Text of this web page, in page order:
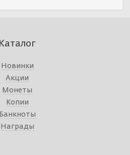
Каталог
Новинки
Акции
Монеты
Копии
Банкноты
Награды